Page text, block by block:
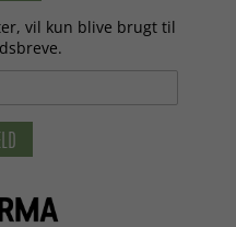
vil kun blive brugt til